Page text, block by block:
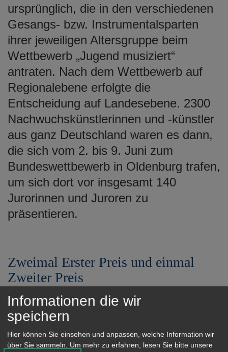
ursprünglich, die in den verschiedenen
Gesangs- bzw. Instrumentalsparten
ihrer jeweiligen Altersgruppe beim
Wettbewerb „Jugend musiziert“
antraten. Nach dem Wettbewerb auf
Regionalebene erfolgte die
Entscheidung auf Landesebene. 2300
Nachwuchskünstlerinnen und -künstler
aus ganz Deutschland waren es dann,
die sich vom 2. bis 9. Juni zum
Bundeswettbewerb in Oldenburg trafen,
um sich dort vor insgesamt 140
Jurorinnen und Juroren zu
präsentieren.
Zweimal Erster Preis und einmal
Zweiter Preis
Die Musikschule Aalen wurde durch
ihre Teilnehmenden hervorragend
vertreten. Magdalene Haller erhielt mit
ihren beiden Kolleginnen einen ersten
Informationen die wir
speichern
Hier können Sie einsehen und anpassen, welche Information wir
über Sie sammeln.
Um mehr zu erfahren, lesen Sie bitte unsere